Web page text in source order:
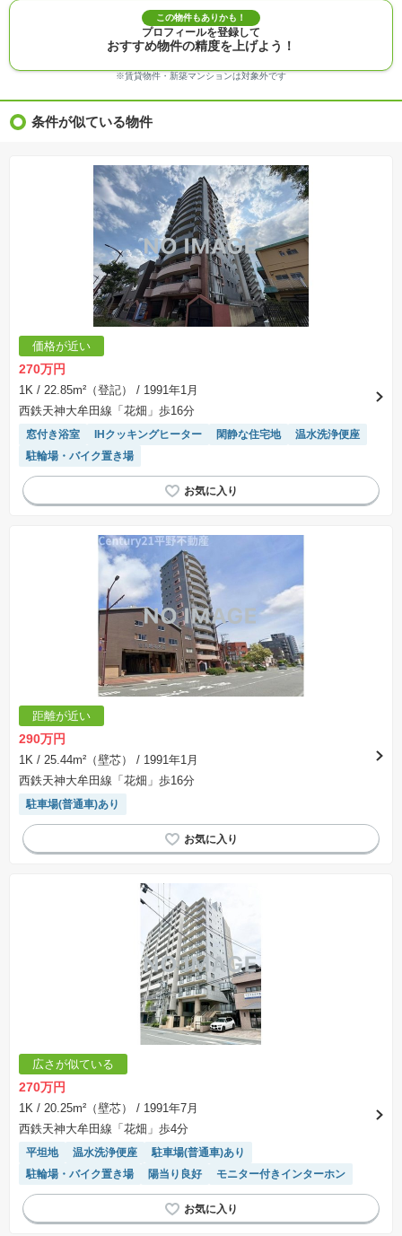
※建築条件付き土地価格には、建物価格は含まれません。
※物件情報は、原則として情報提供日の２日前に最終確認した情報です。
※完成予想図はいずれも外構、植栽、外観等実際のものとは多少異なることがあります。
※モデルルーム・モデルハウス・展示場・ショールームの画像の場合、今回販売の物件と異な
※ＣＧ合成の画像の場合、実際とは多少異なる場合があります。
※物件特徴：販売戸数が複数の物件は、全ての住戸に該当しない項目もあります。
※価格更新：物件価格が変更された日から１週間表示されます。
※建築条件土地の情報内に掲載されている、建物プラン例は、土地購入者の設計プランの参考
の一例であって、プランの採用可否は任意です。
※土地（建築条件なし）で「建物プラン例」が表記してある時、そのプラン例は特定の建築請
負会社によるもので、当該建築請負会社以外で建てた場合、同様のものが同価格で建てられる
とは限りません。また建築請負会社を特定するものではありません。
※建築条件付き土地とは、その土地に建築する建物の建築請負契約が、一定期間内に成立する
ことを条件として売買される土地のことをいいます。建築請負契約成立に向けて設計プランを
協議するため、土地購入者が自己の希望する建物の設計協議をするために必要な相当の期間の
交渉期間が設定され、その期間内で希望を満たすプランが実現できたかどうかにより結論を出
します。なお、この期間は概ね3ヶ月程度とされています。納得のいくプランが出来ず、建築請
負契約が成立しない場合、土地売買契約は白紙に戻り、土地契約にかかった代金（土地代金、
手付金など）は名目のいかんに関わらず、全て返却されます。
※課税対象物件の「価格」や「費用等」は消費税込みの「総額表示」で統一しています。
※「本体価格」とは、課税対象物件においては「消費税を除いた建物価格」と「土地価格」の
合計額を指します。
表示されておりません。
※取引にかかる費用：物件の契約手続き、決済、引き渡し時にかかる費用を表示しています。
不動産会社によって表記有無が異なるため、ご自身で十分な確認をしていただくようにお願い
いたします。
場合があります。
この物件もありかも！
プロフィールを登録して
おすすめ物件の精度を上げよう！
※賃貸物件・新築マンションは対象外です
条件が似ている物件
価格が近い
270万円
1K / 22.85m²（登記）
/ 1991年1月
西鉄天神大牟田線「花畑」歩16分
窓付き浴室 IHクッキングヒーター 閑静な住宅地
温水洗浄便座
駐輪場・バイク置き場
距離が近い
290万円
1K / 25.44m²（壁芯）
/ 1991年1月
西鉄天神大牟田線「花畑」歩16分
駐車場(普通車)あり
広さが似ている
270万円
1K / 20.25m²（壁芯）
/ 1991年7月
西鉄天神大牟田線「花畑」歩4分
平坦地 温水洗浄便座
駐車場(普通車)あり
駐輪場・バイク置き場
陽当り良好 モニター付きインターホン